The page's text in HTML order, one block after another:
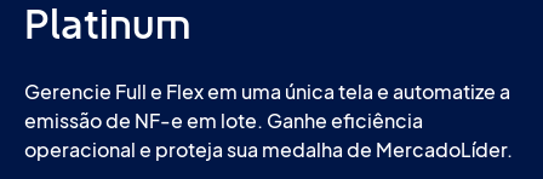
Platinum
Gerencie Full e Flex em uma única tela e automatize a
emissão de NF-e em lote. Ganhe eficiência
operacional e proteja sua medalha de MercadoLíder.